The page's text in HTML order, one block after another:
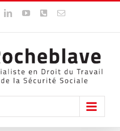
LinkedInYouTubeWhatsApp
Email